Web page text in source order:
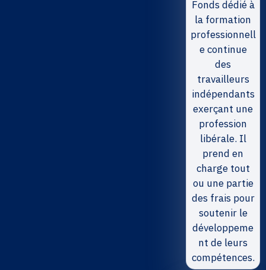
Fonds dédié à
la formation
professionnell
e continue
des
travailleurs
indépendants
exerçant une
profession
libérale. Il
prend en
charge tout
ou une partie
des frais pour
soutenir le
développeme
nt de leurs
compétences.